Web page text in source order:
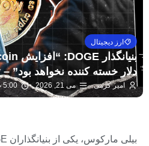
ارز دیجیتال
دلار خسته کننده نخواهد بود” – U.Today
امیر کرمی می 21, 2026 5:00 ب.ظ